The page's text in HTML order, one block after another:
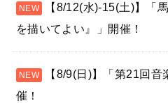
【8/12(水)-15(土)】「
を描いてよい』」開催！
【8/9(日)】「第21回
催！